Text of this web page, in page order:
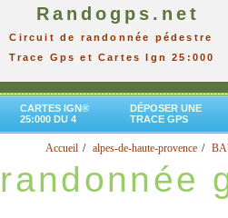
Randogps.net
Circuit de randonnée pédestre
Trace Gps et Cartes Ign 25:000
CARTES IGN®
25:000 DU 4
DÉPOSER UNE
TRACE GPS
Accueil alpes-de-haute-provence
randonnée